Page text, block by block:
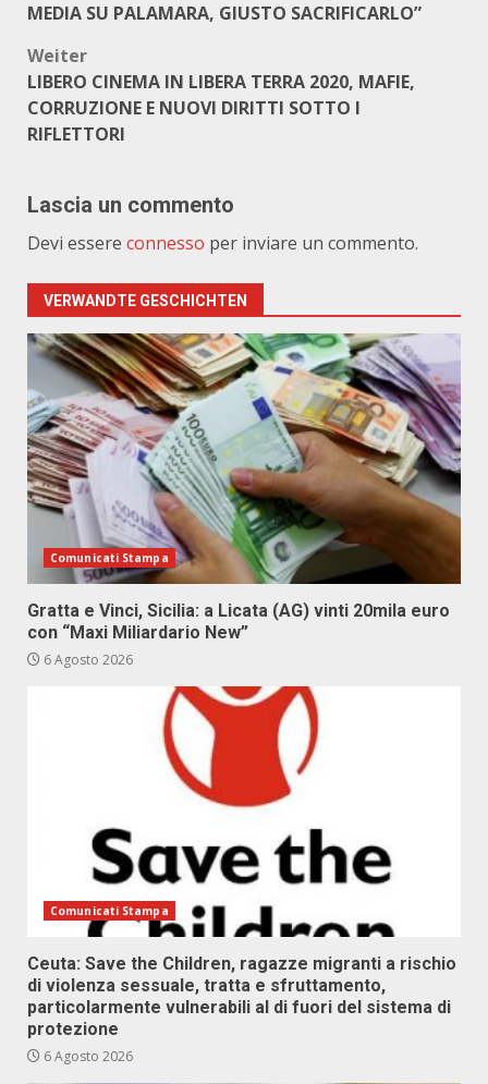
MEDIA SU PALAMARA, GIUSTO SACRIFICARLO”
Weiter
LIBERO CINEMA IN LIBERA TERRA 2020, MAFIE,
CORRUZIONE E NUOVI DIRITTI SOTTO I
RIFLETTORI
Lascia un commento
Devi essere connesso per inviare un commento.
VERWANDTE GESCHICHTEN
Comunicati Stampa
Gratta e Vinci, Sicilia: a Licata (AG) vinti 20mila euro
con “Maxi Miliardario New”
6 Agosto 2026
Comunicati Stampa
Ceuta: Save the Children, ragazze migranti a rischio
di violenza sessuale, tratta e sfruttamento,
particolarmente vulnerabili al di fuori del sistema di
protezione
6 Agosto 2026